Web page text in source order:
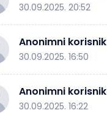
30.09.2025. 20:52
Anonimni korisnik
30.09.2025. 16:50
Anonimni korisnik
30.09.2025. 16:22